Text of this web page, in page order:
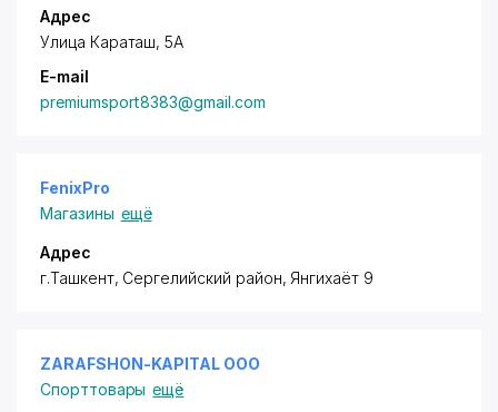
Адрес
Улица Караташ, 5А
E-mail
premiumsport8383@gmail.com
FenixPro
Магазины ещё
Адрес
г.Ташкент, Сергелийский район, Янгихаёт 9
ZARAFSHON-KAPITAL ООО
Спорттовары ещё